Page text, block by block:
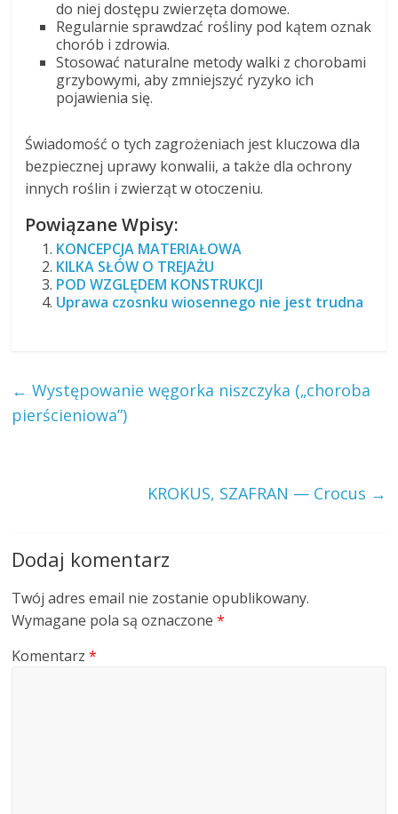
do niej dostępu zwierzęta domowe.
Regularnie sprawdzać rośliny pod kątem oznak
chorób i zdrowia.
Stosować naturalne metody walki z chorobami
grzybowymi, aby zmniejszyć ryzyko ich
pojawienia się.
Świadomość o tych zagrożeniach jest kluczowa dla
bezpiecznej uprawy konwalii, a także dla ochrony
innych roślin i zwierząt w otoczeniu.
Powiązane Wpisy:
KONCEPCJA MATERIAŁOWA
KILKA SŁÓW O TREJAŻU
POD WZGLĘDEM KONSTRUKCJI
Uprawa czosnku wiosennego nie jest trudna
← Występowanie węgorka niszczyka („choroba
pierścieniowa”)
KROKUS, SZAFRAN — Crocus →
Dodaj komentarz
Twój adres email nie zostanie opublikowany.
Wymagane pola są oznaczone*
Komentarz*